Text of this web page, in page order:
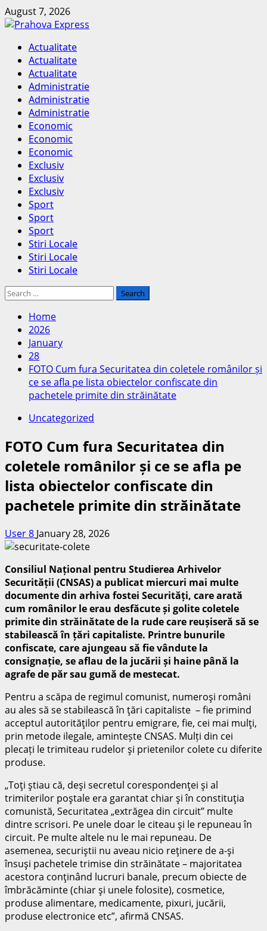
Skip
to
August 7, 2026
Primary
Menu
Actualitate
Actualitate
Actualitate
Administratie
Administratie
Administratie
Economic
Economic
Economic
Exclusiv
Exclusiv
Exclusiv
Sport
Sport
Sport
Stiri Locale
Stiri Locale
Stiri Locale
Search
Home
2026
January
28
FOTO Cum fura Securitatea din coletele românilor și
ce se afla pe lista obiectelor confiscate din
pachetele primite din străinătate
Uncategorized
FOTO Cum fura Securitatea din
coletele românilor și ce se afla pe
lista obiectelor confiscate din
pachetele primite din străinătate
User 8 January 28, 2026
Consiliul Național pentru Studierea Arhivelor
Securității (CNSAS) a publicat miercuri mai multe
documente din arhiva fostei Securități, care arată
cum românilor le erau desfăcute și golite coletele
primite din străinătate de la rude care reușiseră să se
stabilească în țări capitaliste. Printre bunurile
confiscate, care ajungeau să fie vândute la
consignație, se aflau de la jucării și haine până la
agrafe de păr sau gumă de mestecat.
Pentru a scăpa de regimul comunist, numeroşi români
au ales să se stabilească în ţări capitaliste – fie primind
acceptul autorităţilor pentru emigrare, fie, cei mai mulţi,
prin metode ilegale, amintește CNSAS. Mulți din cei
plecați le trimiteau rudelor şi prietenilor colete cu diferite
produse.
„Toţi ştiau că, deşi secretul corespondenţei şi al
trimiterilor poştale era garantat chiar şi în constituţia
comunistă, Securitatea „extrăgea din circuit” multe
dintre scrisori. Pe unele doar le citeau şi le repuneau în
circuit. Pe multe altele nu le mai repuneau. De
asemenea, securiştii nu aveau nicio reţinere de a-şi
însuşi pachetele trimise din străinătate – majoritatea
acestora conţinând lucruri banale, precum obiecte de
îmbrăcăminte (chiar şi unele folosite), cosmetice,
produse alimentare, medicamente, pixuri, jucării,
produse electronice etc”, afirmă CNSAS.